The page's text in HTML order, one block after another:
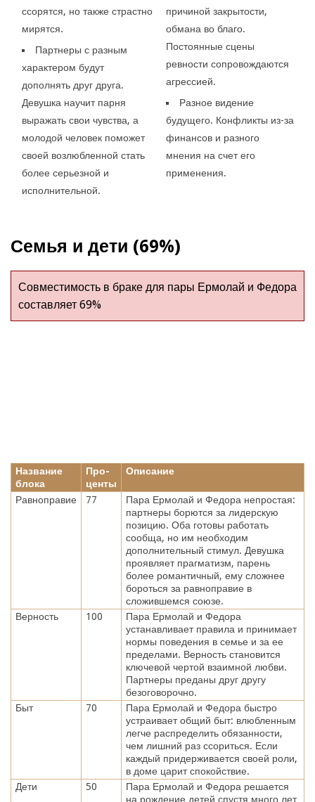
ссорятся, но также страстно
мирятся.
Партнеры с разным
характером будут
дополнять друг друга.
Девушка научит парня
выражать свои чувства, а
молодой человек поможет
своей возлюбленной стать
более серьезной и
исполнительной.
причиной закрытости,
обмана во благо.
Постоянные сцены
ревности сопровождаются
агрессией.
Разное видение
будущего. Конфликты из-за
финансов и разного
мнения на счет его
применения.
Семья и дети (69%)
Совместимость в браке для пары Ермолай и Федора
составляет 69%
Название
блока
Про-
центы
Описание
Равноправие 77
Пара Ермолай и Федора непростая:
партнеры борются за лидерскую
позицию. Оба готовы работать
сообща, но им необходим
дополнительный стимул. Девушка
проявляет прагматизм, парень
более романтичный, ему сложнее
бороться за равноправие в
сложившемся союзе.
Верность
100
Пара Ермолай и Федора
устанавливает правила и принимает
нормы поведения в семье и за ее
пределами. Верность становится
ключевой чертой взаимной любви.
Партнеры преданы друг другу
безоговорочно.
Быт
70
Пара Ермолай и Федора быстро
устраивает общий быт: влюбленным
легче распределить обязанности,
чем лишний раз ссориться. Если
каждый придерживается своей роли,
в доме царит спокойствие.
Дети
50
Пара Ермолай и Федора решается
на рождение детей спустя много лет